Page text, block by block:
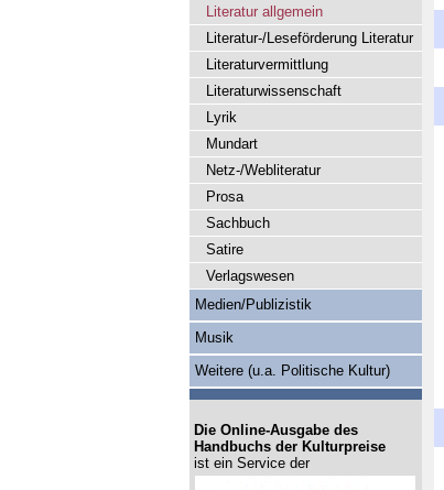
Literatur allgemein
Literatur-/Leseförderung Literatur
Literaturvermittlung
Literaturwissenschaft
Lyrik
Mundart
Netz-/Webliteratur
Prosa
Sachbuch
Satire
Verlagswesen
Medien/Publizistik
Musik
Weitere (u.a. Politische Kultur)
Die Online-Ausgabe des
Handbuchs der Kulturpreise
ist ein Service der